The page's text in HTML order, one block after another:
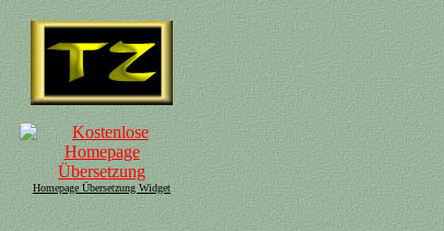
Homepage Übersetzung Widget